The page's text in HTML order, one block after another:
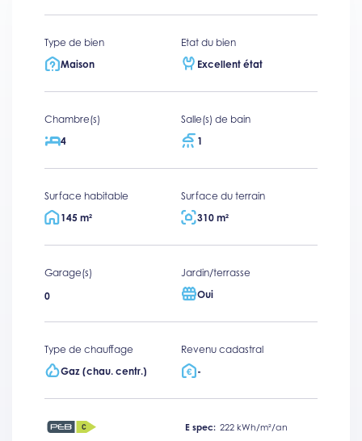
Type de bien
Maison
Etat du bien
Excellent état
Chambre(s)
4
Salle(s) de bain
1
Surface habitable
145 m²
Surface du terrain
310 m²
Garage(s)
0
Jardin/terrasse
Oui
Type de chauffage
Gaz (chau. centr.)
Revenu cadastral
-
E spec: 222 kWh/m²/an